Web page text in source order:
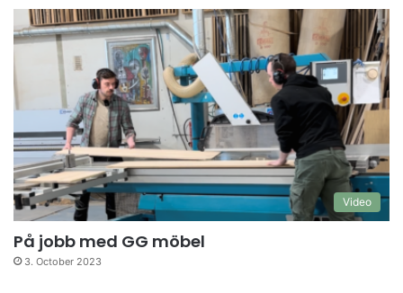
Video
På jobb med GG möbel
3. October 2023